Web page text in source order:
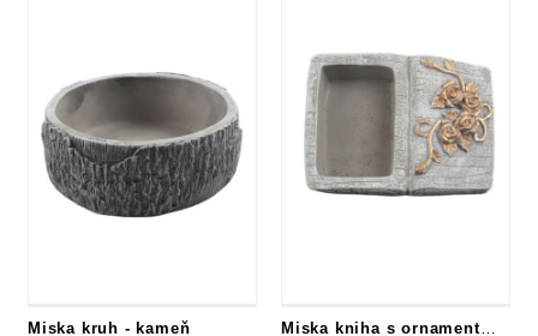
Miska kruh - kameň Miska kniha s ornamentmi - kameň